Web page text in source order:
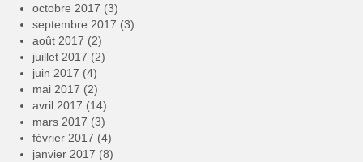
octobre 2017 (3)
septembre 2017 (3)
août 2017 (2)
juillet 2017 (2)
juin 2017 (4)
mai 2017 (2)
avril 2017 (14)
mars 2017 (3)
février 2017 (4)
janvier 2017 (8)